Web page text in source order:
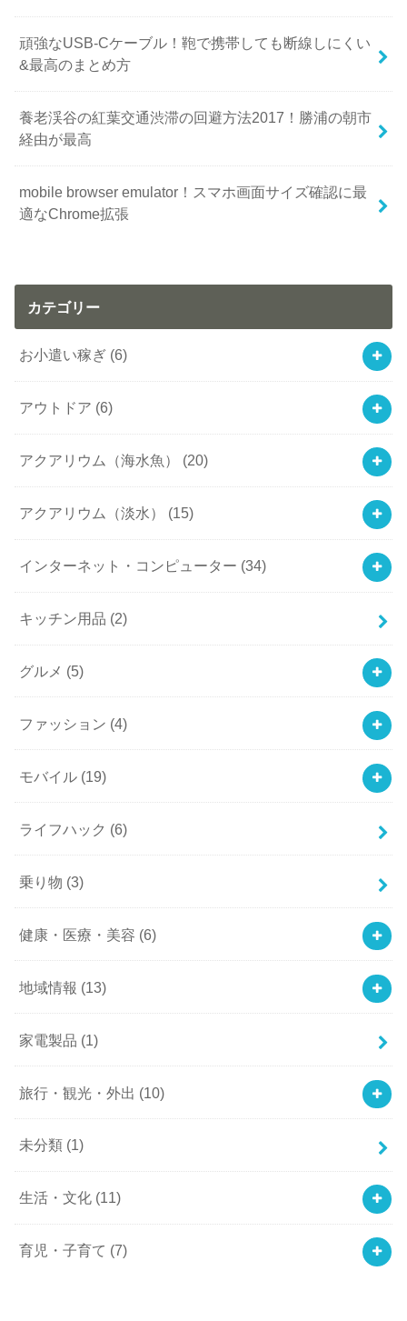
頑強なUSB-Cケーブル！鞄で携帯しても断線しにくい
&最高のまとめ方
養老渓谷の紅葉交通渋滞の回避方法2017！勝浦の朝市
経由が最高
mobile browser emulator！スマホ画面サイズ確認に最
適なChrome拡張
カテゴリー
お小遣い稼ぎ (6)
アウトドア (6)
アクアリウム（海水魚） (20)
アクアリウム（淡水） (15)
インターネット・コンピューター (34)
キッチン用品 (2)
グルメ (5)
ファッション (4)
モバイル (19)
ライフハック (6)
乗り物 (3)
健康・医療・美容 (6)
地域情報 (13)
家電製品 (1)
旅行・観光・外出 (10)
未分類 (1)
生活・文化 (11)
育児・子育て (7)